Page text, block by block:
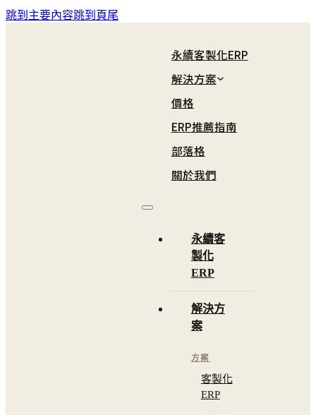
跳到主要內容跳到頁尾
永續客製化ERP
解決方案
製造業總覽
食品業
成衣業
價格
ERP推薦指南
部落格
關於我們
永續客
製化
ERP
解決方
案
方案
客製化
ERP